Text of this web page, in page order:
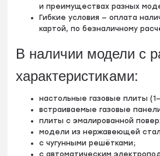
и преимуществах разных
Гибкие условия — оплата
картой, по безналичному
В наличии модели с
характеристиками:
настольные газовые плиты
встраиваемые газовые
плиты с эмалированной
модели из нержавеющей
с чугунными решётками;
с автоматическим